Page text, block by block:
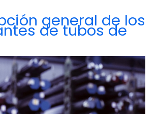
general de los
de tubos de